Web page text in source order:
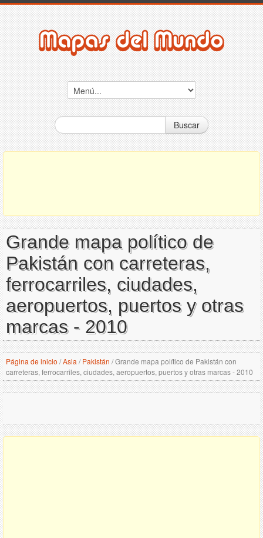
Buscar
Grande mapa político de
Pakistán con carreteras,
ferrocarriles, ciudades,
aeropuertos, puertos y otras
marcas - 2010
Página de inicio /Asia / Pakistán /Grande mapa político de Pakistán con
carreteras, ferrocarriles, ciudades, aeropuertos, puertos y otras marcas - 2010